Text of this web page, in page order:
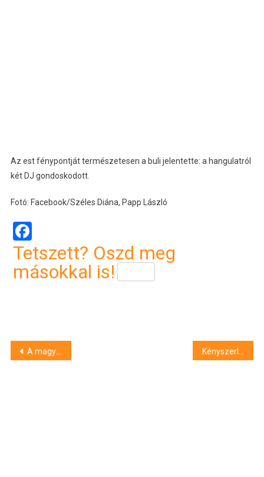
Az est fénypontját természetesen a buli jelentette: a hangulatról
két DJ gondoskodott.
Fotó: Facebook/Széles Diána, Papp László
Tetszett? Oszd meg
másokkal is!
Bejegyzés
A magyar kormány által felheccelt gazdák trágyát öntöttek az Európai Unió Háza elé Kényszerleszállást hajtott végre egy repülőgép Budapesten